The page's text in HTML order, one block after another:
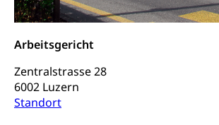
Arbeitsgericht
Zentralstrasse 28
6002 Luzern
Standort
Frühe
Kindergarten &
Konsumentenschutz
Konsumentenrechte, Produktsicherheit,
Konsumentenorganisation, parallele
regionale Erschöpfung, nationale
internationale Erschöpfung,
Cassis-deDijon-Prinzip